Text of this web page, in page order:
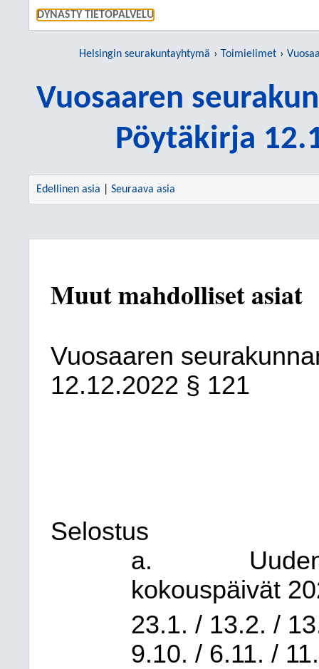
DYNASTY TIETOPALVELU
Helsingin seurakuntayhtymä Toimielimet
Vuosaaren
Pöytäkirja
Edellinen asia Seuraava asia
Muut mahdolliset asiat
Vuosaaren
12.12.2022 § 121
Selostus
a.
kokouspäivät
23.1. / 13.2. /
9.10. / 6.11. /